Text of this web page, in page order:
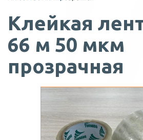
Клейкая
66 м 50 мкм
прозрачная